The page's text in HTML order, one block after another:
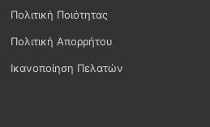
Πολιτική Ποιότητας
Πολιτική Απορρήτου
Ικανοποίηση Πελατών